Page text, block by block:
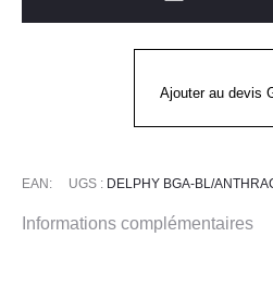
DELPHY
Ajouter au devis
EAN: UGS : DELPHY BGA-BL/
Informations complémentaires